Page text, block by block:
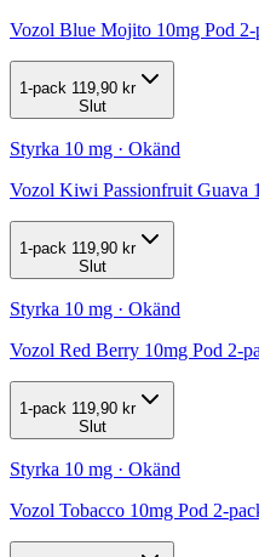
Vozol Blue Mojito 10mg Pod 2-
1-pack 119,90 kr
Slut
Styrka 10 mg · Okänd
Vozol Kiwi Passionfruit Guava
1-pack 119,90 kr
Slut
Styrka 10 mg · Okänd
Vozol Red Berry 10mg Pod 2-
1-pack 119,90 kr
Slut
Styrka 10 mg · Okänd
Vozol Tobacco 10mg Pod 2-